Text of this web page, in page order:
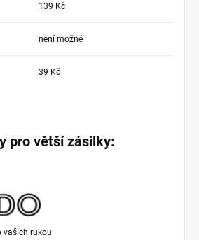
139 Kč
není možné
39 Kč
pro větší zásilky:
vašich rukou